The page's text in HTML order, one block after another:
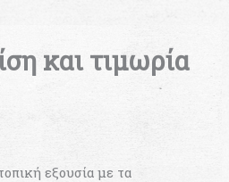
και τιμωρία
εξουσία με τα